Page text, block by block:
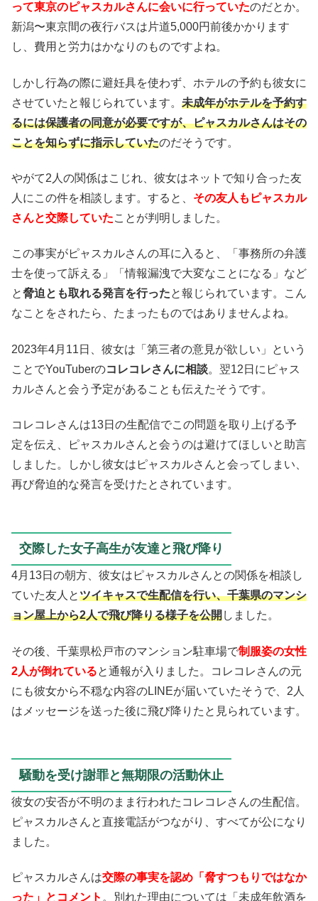
って東京のピャスカルさんに会いに行っていたのだとか。
新潟〜東京間の夜行バスは片道5,000円前後かかります
し、費用と労力はかなりのものですよね。
しかし行為の際に避妊具を使わず、ホテルの予約も彼女に
させていたと報じられています。 未成年がホテルを予約す
るには保護者の同意が必要ですが、ピャスカルさんはその
ことを知らずに指示していたのだそうです。
やがて2人の関係はこじれ、彼女はネットで知り合った友
人にこの件を相談します。すると、 その友人もピャスカル
さんと交際していたことが判明しました。
この事実がピャスカルさんの耳に入ると、「事務所の弁護
士を使って訴える」「情報漏洩で大変なことになる」など
と脅迫とも取れる発言を行ったと報じられています。こん
なことをされたら、たまったものではありませんよね。
2023年4月11日、彼女は「第三者の意見が欲しい」という
ことでYouTuberのコレコレさんに相談。翌12日にピャス
カルさんと会う予定があることも伝えたそうです。
コレコレさんは13日の生配信でこの問題を取り上げる予
定を伝え、ピャスカルさんと会うのは避けてほしいと助言
しました。しかし彼女はピャスカルさんと会ってしまい、
再び脅迫的な発言を受けたとされています。
交際した女子高生が友達と飛び降り
4月13日の朝方、彼女はピャスカルさんとの関係を相談し
ていた友人とツイキャスで生配信を行い、千葉県のマンシ
ョン屋上から2人で飛び降りる様子を公開しました。
その後、千葉県松戸市のマンション駐車場で制服姿の女性
2人が倒れていると通報が入りました。コレコレさんの元
にも彼女から不穏な内容のLINEが届いていたそうで、2人
はメッセージを送った後に飛び降りたと見られています。
騒動を受け謝罪と無期限の活動休止
彼女の安否が不明のまま行われたコレコレさんの生配信。
ピャスカルさんと直接電話がつながり、すべてが公になり
ました。
ピャスカルさんは交際の事実を認め「脅すつもりではなか
った」とコメント 。別れた理由については「未成年飲酒を